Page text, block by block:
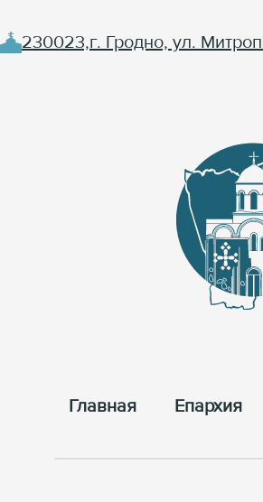
230023,г. Гродно, ул.
Главная Епархия